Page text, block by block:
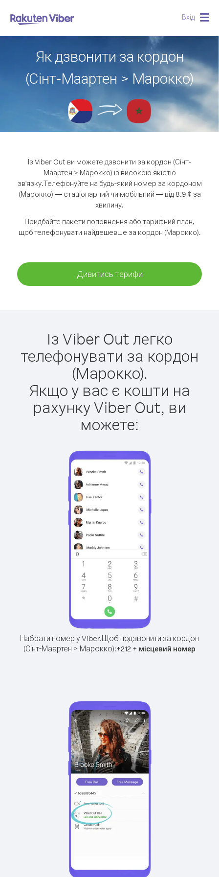
Вхід
Як дзвонити за кордон
(Сінт-Маартен > Марокко)
Із Viber Out ви можете дзвонити за кордон (Сінт-
Маартен > Марокко) із високою якістю
зв'язку.Телефонуйте на будь-який номер за кордоном
(Марокко) — стаціонарний чи мобільний — від 8.9 ¢ за
хвилину.
Придбайте пакети поповнення або тарифний план,
щоб телефонувати найдешевше за кордон (Марокко).
Дивитись тарифи
Із Viber Out легко
телефонувати за кордон
(Марокко).
Якщо у вас є кошти на
рахунку Viber Out, ви
можете:
Набрати номер у Viber.Щоб подзвонити за кордон
(Сінт-Маартен > Марокко):+212 + місцевий номер